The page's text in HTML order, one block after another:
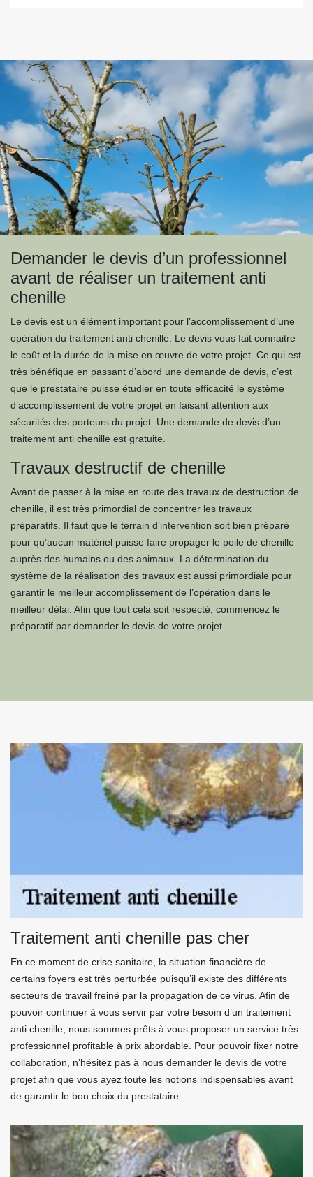
Demander le devis d’un professionnel
avant de réaliser un traitement anti
chenille
Le devis est un élément important pour l’accomplissement d’une
opération du traitement anti chenille. Le devis vous fait connaitre
le coût et la durée de la mise en œuvre de votre projet. Ce qui est
très bénéfique en passant d’abord une demande de devis, c’est
que le prestataire puisse étudier en toute efficacité le système
d’accomplissement de votre projet en faisant attention aux
sécurités des porteurs du projet. Une demande de devis d’un
traitement anti chenille est gratuite.
Travaux destructif de chenille
Avant de passer à la mise en route des travaux de destruction de
chenille, il est très primordial de concentrer les travaux
préparatifs. Il faut que le terrain d’intervention soit bien préparé
pour qu’aucun matériel puisse faire propager le poile de chenille
auprès des humains ou des animaux. La détermination du
système de la réalisation des travaux est aussi primordiale pour
garantir le meilleur accomplissement de l’opération dans le
meilleur délai. Afin que tout cela soit respecté, commencez le
préparatif par demander le devis de votre projet.
Traitement anti chenille pas cher
En ce moment de crise sanitaire, la situation financière de
certains foyers est très perturbée puisqu’il existe des différents
secteurs de travail freiné par la propagation de ce virus. Afin de
pouvoir continuer à vous servir par votre besoin d’un traitement
anti chenille, nous sommes prêts à vous proposer un service très
professionnel profitable à prix abordable. Pour pouvoir fixer notre
collaboration, n’hésitez pas à nous demander le devis de votre
projet afin que vous ayez toute les notions indispensables avant
de garantir le bon choix du prestataire.